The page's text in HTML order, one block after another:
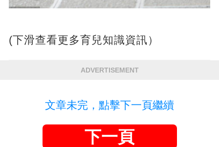
(下滑查看更多育兒知識資訊）
ADVERTISEMENT
文章未完，點擊下一頁繼續
下一頁